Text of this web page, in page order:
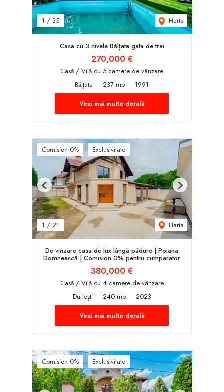
1 / 35 Harta
Casa cu 3 nivele Bălțata gata de trai
270,000 €
Casă / Vilă cu 5 camere de vânzare
Bălțata
237 mp
1991
Vezi mai multe detalii
Comision 0% Exclusivitate
1 / 21 Harta
Previous Next
De vinzare casa de lux lângă pădure | Poiana
Domnească | Comision 0% pentru cumparator
380,000 €
Casă / Vilă cu 4 camere de vânzare
Durlești
240 mp
2023
Vezi mai multe detalii
Comision 0% Exclusivitate